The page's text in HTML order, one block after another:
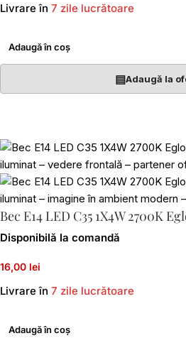
Livrare în 7 zile lucrătoare
Adaugă în coș
▤Adaugă la
Bec E14 LED C35 1X4W 2700K
Disponibilă la comandă
16,00 lei
Livrare în 7 zile lucrătoare
Adaugă în coș